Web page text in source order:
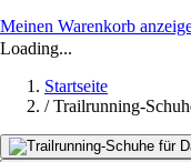
Meinen Warenkorb
Loading...
Startseite
/ Trailrunning-